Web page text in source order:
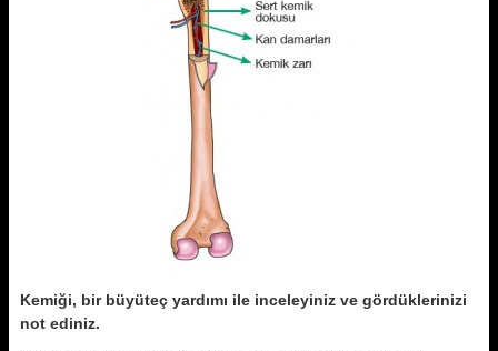
Kemiği, bir büyüteç yardımı ile inceleyiniz ve gördüklerinizi
not ediniz.